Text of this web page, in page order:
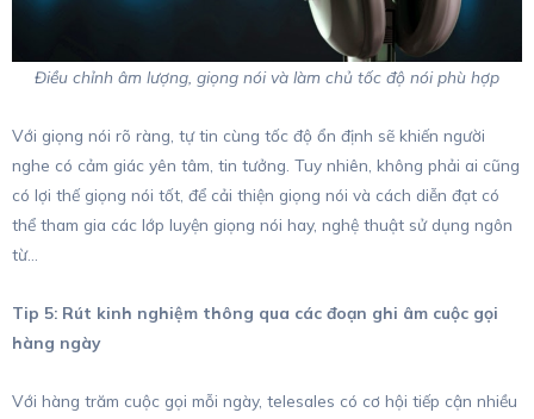
Điều chỉnh âm lượng, giọng nói và làm chủ tốc độ nói phù hợp
Với giọng nói rõ ràng, tự tin cùng tốc độ ổn định sẽ khiến người
nghe có cảm giác yên tâm, tin tưởng. Tuy nhiên, không phải ai cũng
có lợi thế giọng nói tốt, để cải thiện giọng nói và cách diễn đạt có
thể tham gia các lớp luyện giọng nói hay, nghệ thuật sử dụng ngôn
từ…
Tip 5: Rút kinh nghiệm thông qua các đoạn ghi âm cuộc gọi
hàng ngày
Với hàng trăm cuộc gọi mỗi ngày, telesales có cơ hội tiếp cận nhiều